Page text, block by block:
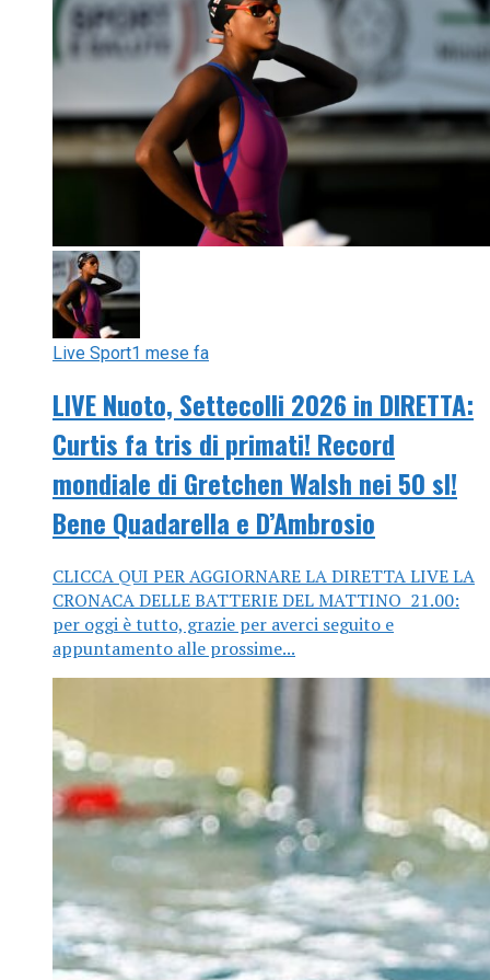
Live Sport1 mese fa
LIVE Nuoto, Settecolli 2026 in DIRETTA:
Curtis fa tris di primati! Record
mondiale di Gretchen Walsh nei 50 sl!
Bene Quadarella e D’Ambrosio
CLICCA QUI PER AGGIORNARE LA DIRETTA LIVE LA
CRONACA DELLE BATTERIE DEL MATTINO 21.00:
per oggi è tutto, grazie per averci seguito e
appuntamento alle prossime...